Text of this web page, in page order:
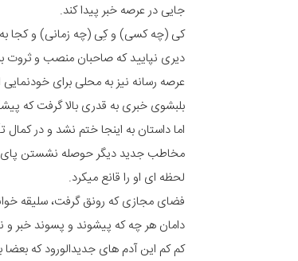
جایی در عرصه خبر پیدا کند.
کی (چه کسی) و کِی (چه زمانی) و کجا
دیری نپایید که صاحبان منصب و ثروت
عرصه رسانه نیز به محلی برای خودنمایی
بلبشوی خبری به قدری بالا گرفت که
اما داستان به اینجا ختم نشد و در
مخاطب جدید دیگر حوصله نشستن پای
لحظه ای او را قانع میکرد.
فضای مجازی که رونق گرفت، سلیقه
دامان هر چه که پیشوند و پسوند خبر و
کم کم این آدم های جدیدالورود که